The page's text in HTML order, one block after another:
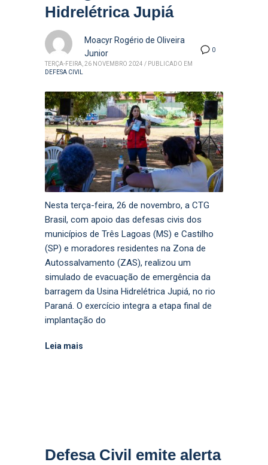
Hidrelétrica Jupiá
0
Moacyr Rogério de Oliveira
Junior
TERÇA-FEIRA, 26 NOVEMBRO 2024 / PUBLICADO EM
DEFESA CIVIL
Nesta terça-feira, 26 de novembro, a CTG
Brasil, com apoio das defesas civis dos
municípios de Três Lagoas (MS) e Castilho
(SP) e moradores residentes na Zona de
Autossalvamento (ZAS), realizou um
simulado de evacuação de emergência da
barragem da Usina Hidrelétrica Jupiá, no rio
Paraná. O exercício integra a etapa final de
implantação do
Leia mais
Defesa Civil emite alerta